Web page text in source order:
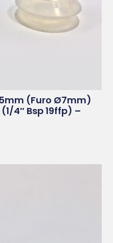
(furo Ø7mm)
4″ Bsp 19ffp) –